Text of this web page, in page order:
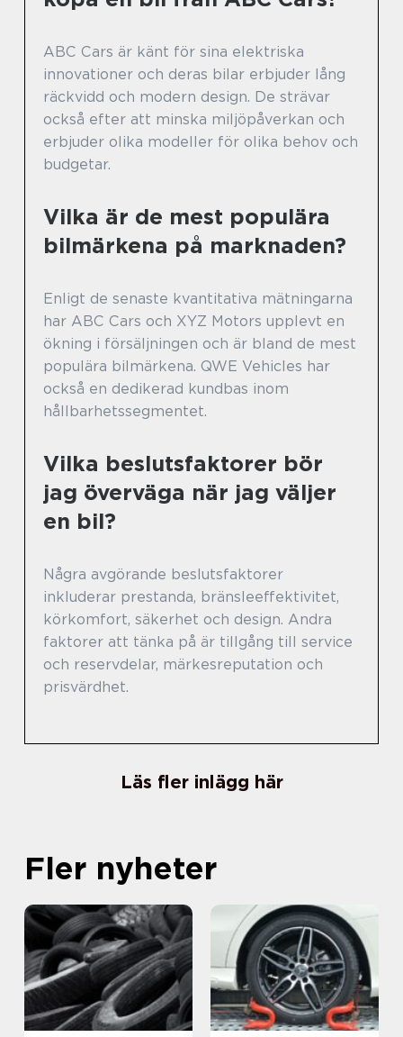
ABC Cars är känt för sina elektriska
innovationer och deras bilar erbjuder lång
räckvidd och modern design. De strävar
också efter att minska miljöpåverkan och
erbjuder olika modeller för olika behov och
budgetar.
Vilka är de mest populära
bilmärkena på marknaden?
Enligt de senaste kvantitativa mätningarna
har ABC Cars och XYZ Motors upplevt en
ökning i försäljningen och är bland de mest
populära bilmärkena. QWE Vehicles har
också en dedikerad kundbas inom
hållbarhetssegmentet.
Vilka beslutsfaktorer bör
jag överväga när jag väljer
en bil?
Några avgörande beslutsfaktorer
inkluderar prestanda, bränsleeffektivitet,
körkomfort, säkerhet och design. Andra
faktorer att tänka på är tillgång till service
och reservdelar, märkesreputation och
prisvärdhet.
Läs fler inlägg här
Fler nyheter